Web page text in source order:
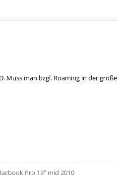
Muss man bzgl. Roaming in der
Pro 13" mid 2010